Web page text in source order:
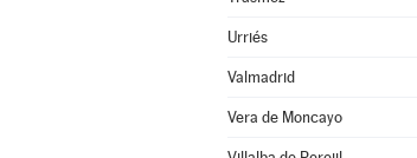
Urriés
Valmadrid
Vera de Moncayo